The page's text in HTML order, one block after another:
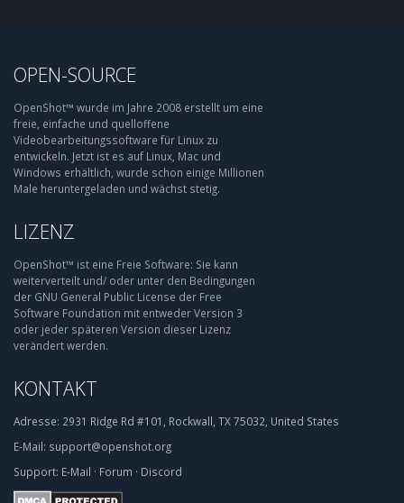
OPEN-SOURCE
OpenShot™ wurde im Jahre 2008 erstellt um eine
freie, einfache und quelloffene
Videobearbeitungssoftware für Linux zu
entwickeln. Jetzt ist es auf Linux, Mac und
Windows erhältlich, wurde schon einige Millionen
Male heruntergeladen und wächst stetig.
LIZENZ
OpenShot™ ist eine Freie Software: Sie kann
weiterverteilt und/ oder unter den Bedingungen
der GNU General Public License der Free
Software Foundation mit entweder Version 3
oder jeder späteren Version dieser Lizenz
verändert werden.
KONTAKT
Adresse: 2931 Ridge Rd #101, Rockwall, TX 75032, United States
E-Mail: support@openshot.org
Support: E-Mail · Forum · Discord